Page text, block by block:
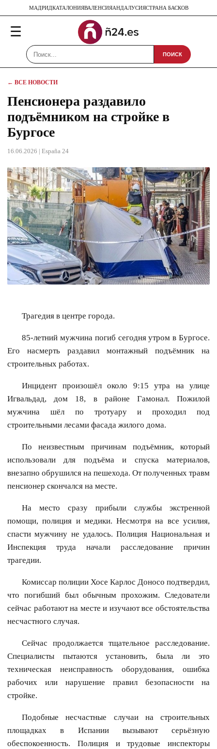
МАДРИДКАТАЛОНИЯВАЛЕНСИЯАНДАЛУСИЯСТРАНА БАСКОВ
☰
ПОИСК
← ВСЕ НОВОСТИ
Пенсионера раздавило
подъёмником на стройке в
Бургосе
16.06.2026 | España 24
Трагедия в центре города.
85-летний мужчина погиб сегодня утром в Бургосе.
Его насмерть раздавил монтажный подъёмник на
строительных работах.
Инцидент произошёл около 9:15 утра на улице
Игвальдад, дом 18, в районе Гамонал. Пожилой
мужчина шёл по тротуару и проходил под
строительными лесами фасада жилого дома.
По неизвестным причинам подъёмник, который
использовали для подъёма и спуска материалов,
внезапно обрушился на пешехода. От полученных травм
пенсионер скончался на месте.
На место сразу прибыли службы экстренной
помощи, полиция и медики. Несмотря на все усилия,
спасти мужчину не удалось. Полиция Национальная и
Инспекция труда начали расследование причин
трагедии.
Комиссар полиции Хосе Карлос Доносо подтвердил,
что погибший был обычным прохожим. Следователи
сейчас работают на месте и изучают все обстоятельства
несчастного случая.
Сейчас продолжается тщательное расследование.
Специалисты пытаются установить, была ли это
техническая неисправность оборудования, ошибка
рабочих или нарушение правил безопасности на
стройке.
Подобные несчастные случаи на строительных
площадках в Испании вызывают серьёзную
обеспокоенность. Полиция и трудовые инспекторы